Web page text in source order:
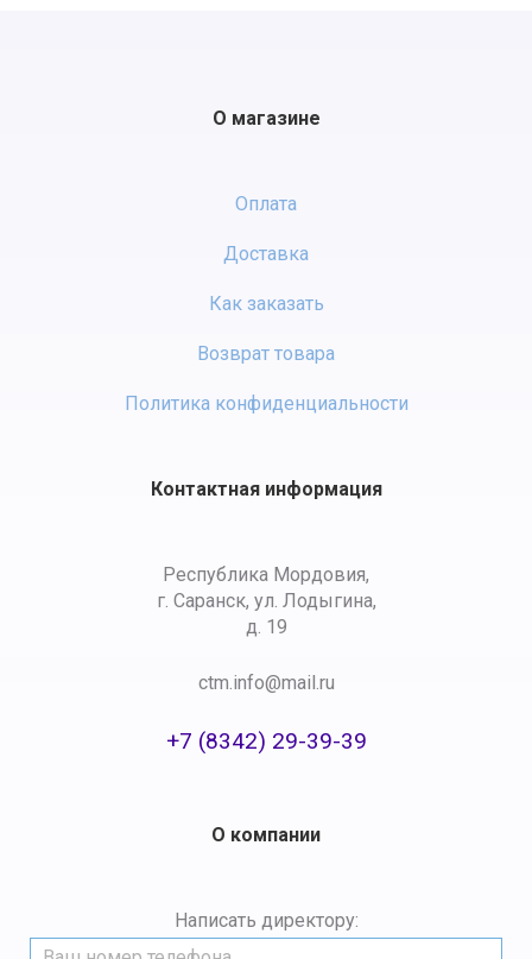
О магазине
Оплата
Доставка
Как заказать
Возврат товара
Политика конфиденциальности
О компании
Написать директору:
Контактная информация
Республика Мордовия,
г. Саранск, ул. Лодыгина,
д. 19
ctm.info@mail.ru
+7 (8342) 29-39-39